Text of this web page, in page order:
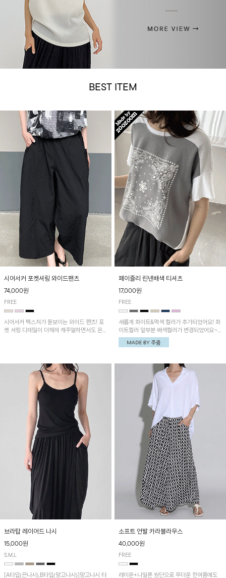
BEST ITEM
시어서커 포켓셔링 와이드팬츠
74,000원
FREE
시어서커 텍스처가 돋보이는 와이드 팬츠! 포
켓 셔링 디테일이 더해져 캐주얼하면서도 은은
아이템으로 활용하기 좋아요~
페이즐리 린넨배색 티셔츠
17,000원
FREE
새롭게 화이트&먹색 컬러가 추가되었어요! 화
이트컬러 앞부분 배색컬러가 변경되었어요~
중앙 린넨배색으로 유니크하면서 페이즐리 패
턴으로 감각적인 분위기를 연출이 가능한 티셔
브라탑 레이어드 나시
15,000원
S,M,L
[A타입(끈나시),B타입(망고나시)]망고나시 타
소프트 언발 카라블라우스
40,000원
FREE
레이온+나일론 원단으로 무더운 한여름에도